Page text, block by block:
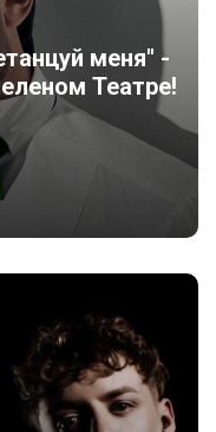
меня" -
Театре!